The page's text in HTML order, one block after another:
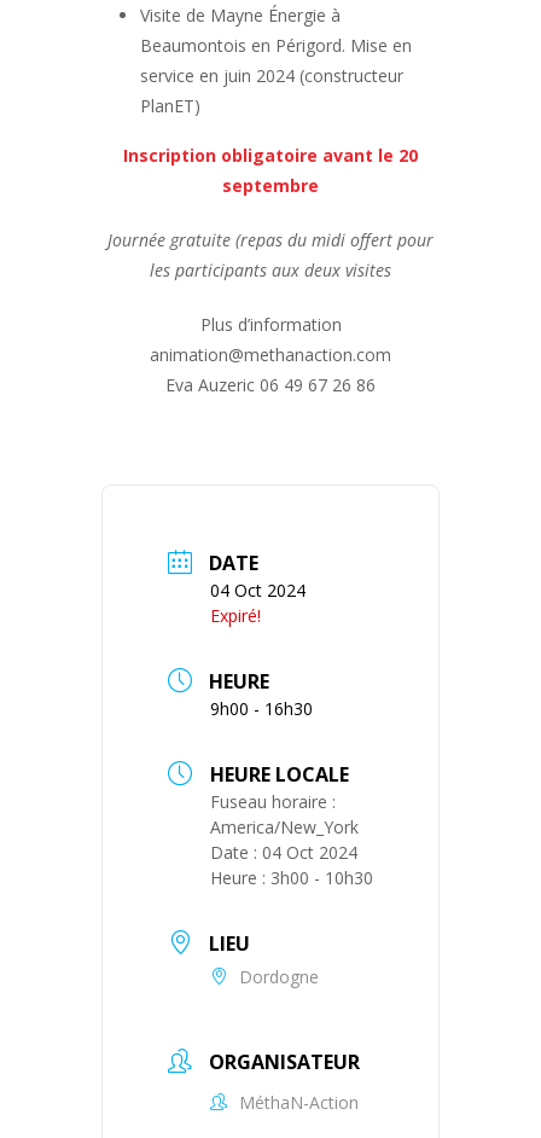
Visite de Mayne Énergie à
Beaumontois en Périgord. Mise en
service en juin 2024 (constructeur
PlanET)
Inscription obligatoire avant le 20
septembre
Journée gratuite (repas du midi offert pour
les participants aux deux visites
Plus d’information
animation@methanaction.com
Eva Auzeric 06 49 67 26 86
DATE
04 Oct 2024
Expiré!
HEURE
9h00 - 16h30
HEURE LOCALE
Fuseau horaire :
America/New_York
Date : 04 Oct 2024
Heure : 3h00 - 10h30
LIEU
Dordogne
ORGANISATEUR
MéthaN-Action